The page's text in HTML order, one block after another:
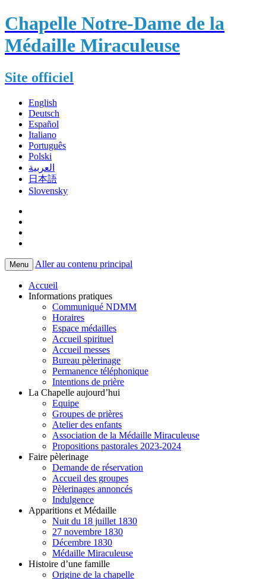
Chapelle Notre-Dame de la
Médaille Miraculeuse
Site officiel
English
Deutsch
Español
Italiano
Português
Polski
العربية
日本語
Slovensky
Menu Aller au contenu principal
Accueil
Informations pratiques
Communiqué NDMM
Horaires
Espace médailles
Accueil spirituel
Accueil messes
Bureau pèlerinage
Permanence téléphonique
Intentions de prière
La Chapelle aujourd’hui
Equipe
Groupes de prières
Atelier des enfants
Association de la Médaille Miraculeuse
Propositions pastorales 2023-2024
Faire pèlerinage
Demande de réservation
Accueil des groupes
Pèlerinages annoncés
Indulgence
Apparitions et Médaille
Nuit du 18 juillet 1830
27 novembre 1830
Décembre 1830
Médaille Miraculeuse
Histoire d’une famille
Origine de la chapelle